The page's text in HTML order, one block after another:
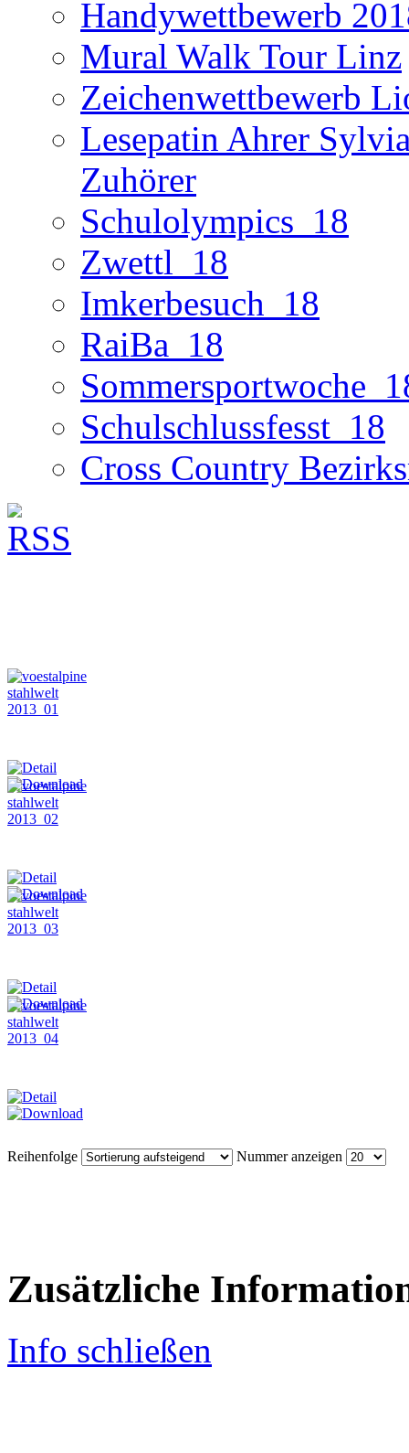
Handywettbewerb
Mural Walk Tour Linz
Zeichenwettbewerb
Lesepatin Ahrer
Zuhörer
Schulolympics_18
Zwettl_18
Imkerbesuch_18
RaiBa_18
Schulschlussfesst_18
Cross Country
Reihenfolge Nummer anzeigen
Zusätzliche
Info schließen